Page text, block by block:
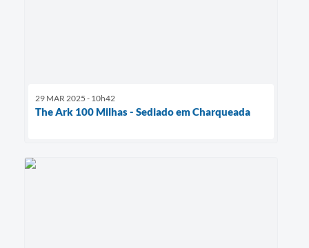
29 MAR 2025 - 10h42
The Ark 100 Milhas - Sediado em Charqueada